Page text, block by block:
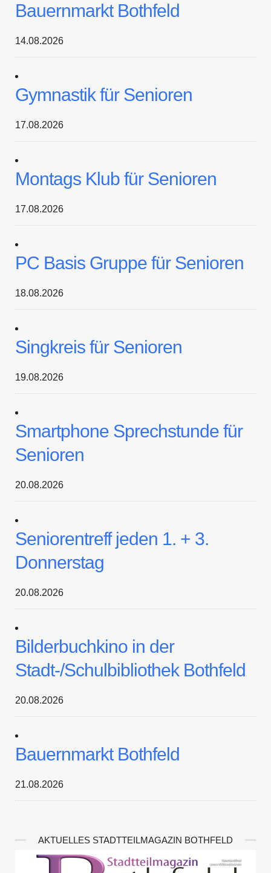
Bauernmarkt Bothfeld
14.08.2026
Gymnastik für Senioren
17.08.2026
Montags Klub für Senioren
17.08.2026
PC Basis Gruppe für Senioren
18.08.2026
Singkreis für Senioren
19.08.2026
Smartphone Sprechstunde für
Senioren
20.08.2026
Seniorentreff jeden 1. + 3.
Donnerstag
20.08.2026
Bilderbuchkino in der
Stadt-/Schulbibliothek Bothfeld
20.08.2026
Bauernmarkt Bothfeld
21.08.2026
AKTUELLES STADTTEILMAGAZIN BOTHFELD